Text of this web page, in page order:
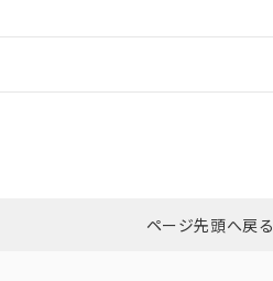
ダウンロードはこちらページ先頭へ戻る